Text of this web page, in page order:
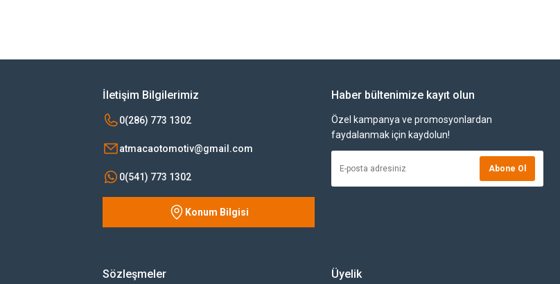
Gönder
İletişim Bilgilerimiz
0(286) 773 1302
atmacaotomotiv@gmail.com
0(541) 773 1302
Konum Bilgisi
Haber bültenimize kayıt olun
Özel kampanya ve promosyonlardan
faydalanmak için kaydolun!
Abone Ol
Sözleşmeler Üyelik